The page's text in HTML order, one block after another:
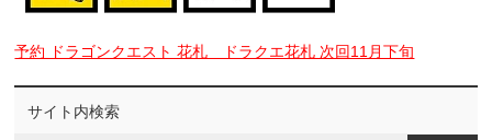
予約 ドラゴンクエスト 花札 ドラクエ花札 次回11月下旬
サイト内検索